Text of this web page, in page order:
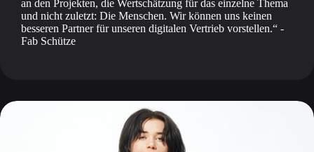
an den Projekten, die Wertschätzung für das einzelne Thema
und nicht zuletzt: Die Menschen. Wir können uns keinen
besseren Partner für unseren digitalen Vertrieb vorstellen.
-
Fab Schütze